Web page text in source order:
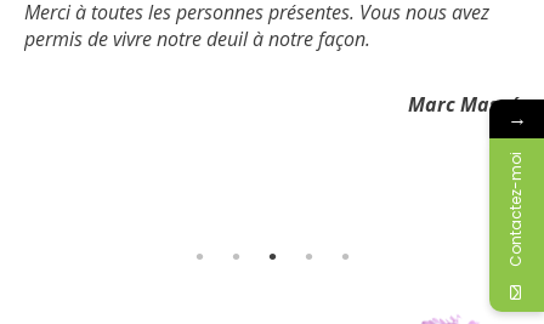
Merci à toutes les personnes présentes. Vous nous avez
permis de vivre notre deuil à notre façon.
Marc Massé
sanitaires précises à respecter. Soyez assurés que chaque
attention a été remarquée et appréciée.
J’aimerais que vous transmettiez nos remerciements les
Patricia Savard
→
Contactez-moi